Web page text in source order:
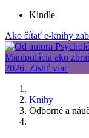
Kindle
Ako čítať e-knihy
Knihy
Odborné a